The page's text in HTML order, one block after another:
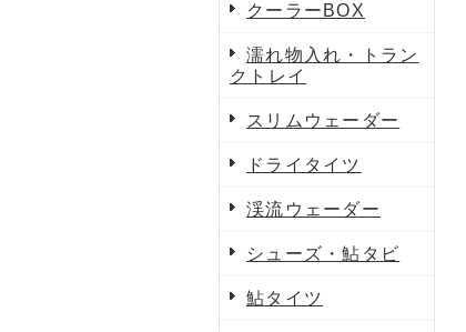
クーラーBOX
濡れ物入れ・トラン
クトレイ
スリムウェーダー
ドライタイツ
渓流ウェーダー
シューズ・鮎タビ
鮎タイツ